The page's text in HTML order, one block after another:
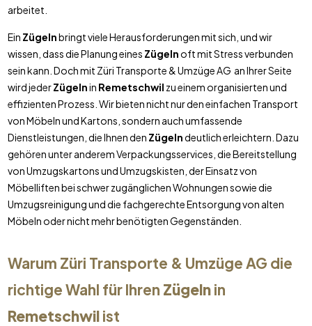
arbeitet.
Ein Zügelnbringt viele Herausforderungen mit sich, und wir
wissen, dass die Planung eines Zügelnoft mit Stress verbunden
sein kann. Doch mit Züri Transporte & Umzüge AG an Ihrer Seite
wird jederZügelnin Remetschwil zu einem organisierten und
effizienten Prozess. Wir bieten nicht nur den einfachen Transport
von Möbeln und Kartons, sondern auch umfassende
Dienstleistungen, die Ihnen den Zügelndeutlich erleichtern. Dazu
gehören unter anderem Verpackungsservices, die Bereitstellung
von Umzugskartons und Umzugskisten, der Einsatz von
Möbelliften bei schwer zugänglichen Wohnungen sowie die
Umzugsreinigung und die fachgerechte Entsorgung von alten
Möbeln oder nicht mehr benötigten Gegenständen.
Warum Züri Transporte & Umzüge AG die
richtige Wahl für Ihren Zügelnin
Remetschwilist